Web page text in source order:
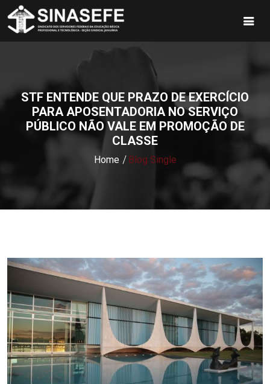
STF ENTENDE QUE PRAZO DE EXERCÍCIO
PARA APOSENTADORIA NO SERVIÇO
PÚBLICO NÃO VALE EM PROMOÇÃO DE
CLASSE
Home Blog Single